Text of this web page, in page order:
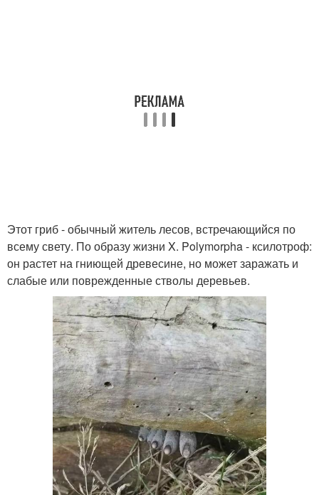
Этот гриб - обычный житель лесов, встречающийся по
всему свету. По образу жизни X. Polymorpha - ксилотроф:
он растет на гниющей древесине, но может заражать и
слабые или поврежденные стволы деревьев.